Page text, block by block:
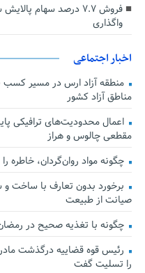
فروش ۷.۷ درصد سهام
واگذاری
اخبار اجتماعی
منطقه آزاد ارس در مسیر
مناطق آزاد کشور
اعمال محدودیت‌های ترافیکی
مقطعی چالوس و هراز
چگونه مواد روان‌گردان، خاطره
برخورد بدون تعارف با ساخت‌ و
صیانت از طبیعت
چگونه با تغذیه صحیح در
رئیس قوه قضاییه درگذشت مادر
را تسلیت گفت